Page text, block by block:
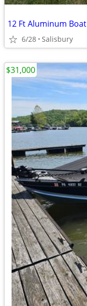
12 Ft Aluminum Boat
6/28 Salisbury
$31,000